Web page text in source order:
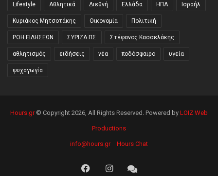
Lifestyle Αθλητικά Διεθνή Ελλάδα ΗΠΑ Ισραήλ
Κυριάκος Μητσοτάκης Οικονομία Πολιτική
ΡΟΗ ΕΙΔΗΣΕΩΝ ΣΥΡΙΖΑ ΠΣ Στέφανος Κασσελάκης
αθλητισμός ειδήσεις νέα ποδόσφαιρο υγεία
ψυχαγωγία
Hours.gr© Copyright 2026, All Rights Reserved. Powered by LOIZ Web
Productions
info@hours.gr Hours Chat
FacebookInstagramHours